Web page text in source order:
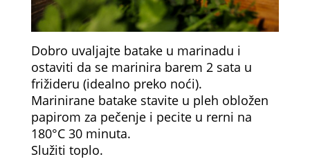
Dobro uvaljajte batake u marinadu i
ostaviti da se marinira barem 2 sata u
frižideru (idealno preko noći).
Marinirane batake stavite u pleh obložen
papirom za pečenje i pecite u rerni na
180°C 30 minuta.
Služiti toplo.